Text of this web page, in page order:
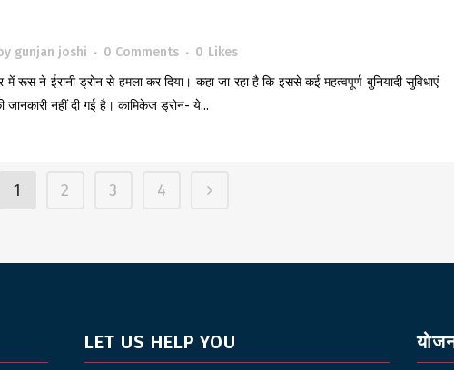
by gunjan joshi 0 Comments 0 Likes
रूस ने ईरानी ड्रोन से हमला कर दिया। कहा जा रहा है कि इससे कई महत्वपूर्ण बुनियादी सुविधाएं
नहीं दी गई है। कामिकेज ड्रोन- ये...
1 2 3 4
LET US HELP YOU